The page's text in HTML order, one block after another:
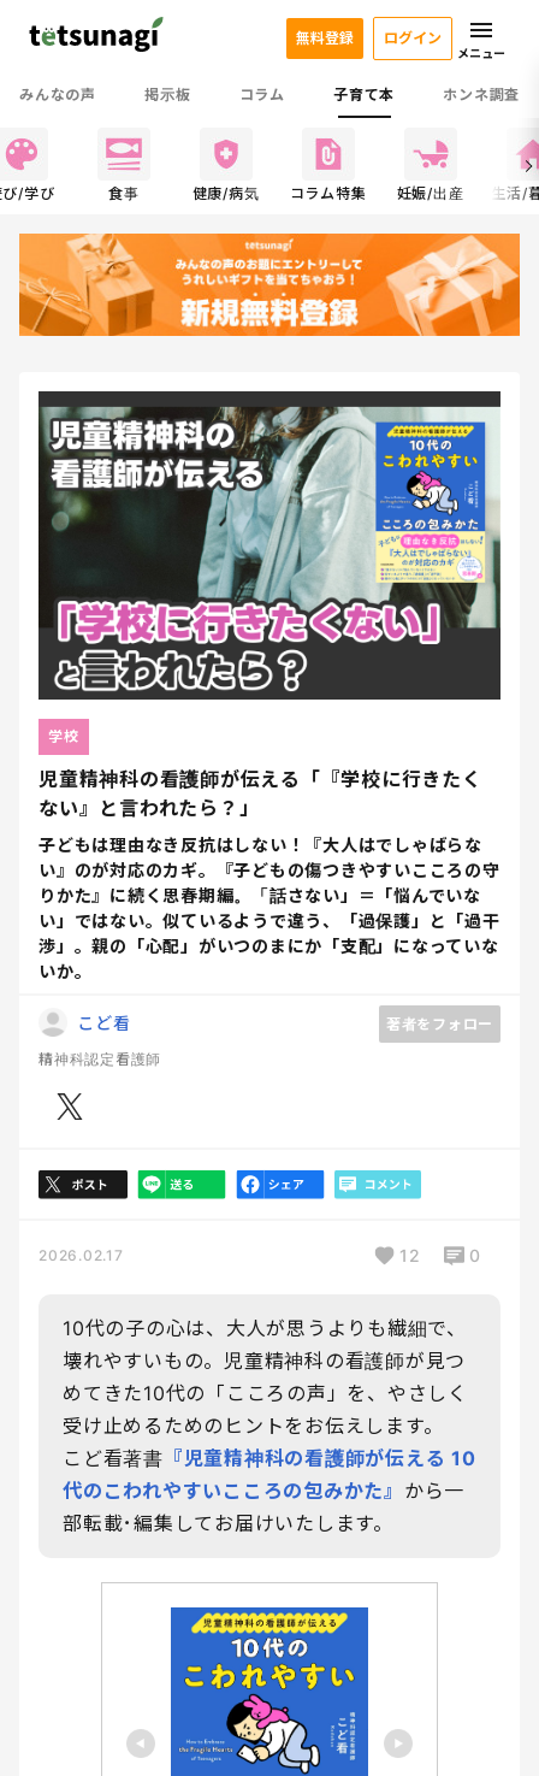
みんなの声 掲示板 コラム 子育て本 ホンネ調査
無料登録 ログイン
メニュー
び/学び 食事 健康/病気 コラム特集 妊娠/出産 生活/
児童精神科の看護師が伝える「『学校に行きたく
ない』と言われたら？」
子どもは理由なき反抗はしない！『大人はでしゃばらな
い』のが対応のカギ。『子どもの傷つきやすいこころの守
りかた』に続く思春期編。「話さない」＝「悩んでいな
い」ではない。似ているようで違う、「過保護」と「過干
渉」。親の「心配」がいつのまにか「支配」になっていな
いか。
学校
こど看
著者をフォロー
精神科認定看護師
2026.02.17 12 0
10代の子の心は、大人が思うよりも繊細で、
壊れやすいもの。児童精神科の看護師が見つ
めてきた10代の「こころの声」を、やさしく
受け止めるためのヒントをお伝えします。
こど看著書 『児童精神科の看護師が伝える 10
代のこわれやすいこころの包みかた』 から一
部転載･編集してお届けいたします。